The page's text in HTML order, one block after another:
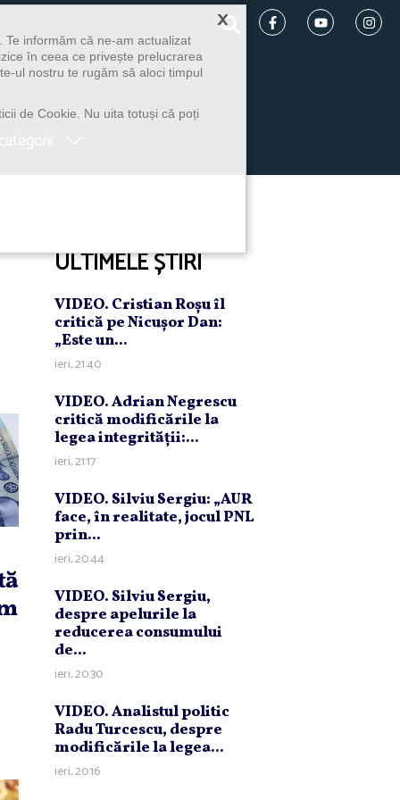
ULTIMELE ȘTIRI
VIDEO. Cristian Roşu îl
critică pe Nicuşor Dan:
„Este un...
ieri, 21:40
VIDEO. Adrian Negrescu
critică modificările la
legea integrităţii:...
ieri, 21:17
VIDEO. Silviu Sergiu: „AUR
face, în realitate, jocul PNL
prin...
ieri, 20:44
VIDEO. Silviu Sergiu,
despre apelurile la
reducerea consumului
de...
ieri, 20:30
VIDEO. Analistul politic
Radu Turcescu, despre
modificările la legea...
ieri, 20:16
×
informăm că ne-am actualizat
în ceea ce privește prelucrarea
ul nostru te rugăm să aloci timpul
de Cookie. Nu uita totuși că poți